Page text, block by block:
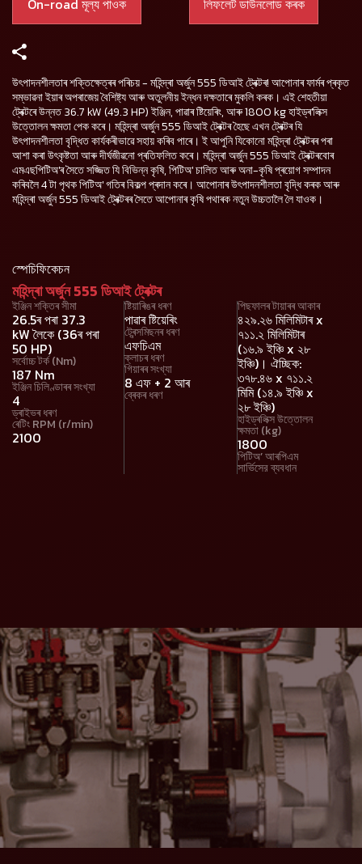
On-road মূল্য পাওক লিফলেট ডাউনলোড কৰক
উৎপাদনশীলতাৰ শক্তিক্ষেত্ৰৰ পৰিচয় - মহিন্দ্ৰা অৰ্জুন 555 ডিআই ট্ৰেক্টৰ! আপোনাৰ ফাৰ্মৰ প্ৰকৃত
সম্ভাৱনা ইয়াৰ অপৰাজেয় বৈশিষ্ট্য আৰু অতুলনীয় ইন্ধন দক্ষতাৰে মুকলি কৰক। এই শেহতীয়া
ট্ৰেক্টৰে উন্নত 36.7 kW (49.3 HP) ইঞ্জিন, পাৱাৰ ষ্টিয়েৰিং, আৰু 1800 kg হাইড্ৰ'লিক্স
উত্তোলন ক্ষমতা পেক কৰে। মহিন্দ্ৰা অৰ্জুন 555 ডিআই ট্ৰেক্টৰ হৈছে এখন ট্ৰেক্টৰ যি
উৎপাদনশীলতা বৃদ্ধিত কাৰ্যকৰীভাৱে সহায় কৰিব পাৰে। ই আপুনি যিকোনো মহিন্দ্ৰা ট্ৰেক্টৰৰ পৰা
আশা কৰা উৎকৃষ্টতা আৰু দীৰ্ঘজীৱনো প্ৰতিফলিত কৰে। মহিন্দ্ৰা অৰ্জুন 555 ডিআই ট্ৰেক্টৰবোৰ
এমএছপিটিঅ'ৰ সৈতে সজ্জিত যি বিভিন্ন কৃষি, পিটিঅ' চালিত আৰু অনা-কৃষি প্ৰয়োগ সম্পাদন
কৰিবলৈ 4 টা পৃথক পিটিঅ' গতিৰ বিকল্প প্ৰদান কৰে। আপোনাৰ উৎপাদনশীলতা বৃদ্ধি কৰক আৰু
মহিন্দ্ৰা অৰ্জুন 555 ডিআই ট্ৰেক্টৰৰ সৈতে আপোনাৰ কৃষি পথাৰক নতুন উচ্চতালৈ লৈ যাওক।
স্পেচিফিকেচন
মহিন্দ্ৰা অৰ্জুন 555 ডিআই ট্ৰেক্টৰ
ইঞ্জিন শক্তিৰ সীমা
26.5ৰ পৰা 37.3
kW লৈকে (36ৰ পৰা
50 HP)
সৰ্বোচ্চ টৰ্ক (Nm)
187 Nm
ইঞ্জিন চিলিণ্ডাৰৰ সংখ্যা
4
ড্ৰাইভৰ ধৰণ
ৰেটিং RPM (r/min)
2100
ষ্টিয়াৰিঙৰ ধৰণ
পাৱাৰ ষ্টিয়েৰিং
ট্ৰেন্সমিছনৰ ধৰণ
এফচিএম
ক্লাচৰ ধৰণ
গিয়াৰৰ সংখ্যা
8 এফ + 2 আৰ
ব্ৰেকৰ ধৰণ
পিছফালৰ টায়াৰৰ আকাৰ
৪২৯.২৬ মিলিমিটাৰ x
৭১১.২ মিলিমিটাৰ
(১৬.৯ ইঞ্চি x ২৮
ইঞ্চি)। ঐচ্ছিক:
৩৭৮.৪৬ x ৭১১.২
মিমি (১৪.৯ ইঞ্চি x
২৮ ইঞ্চি)
হাইড্ৰলিক্স উত্তোলন
ক্ষমতা (kg)
1800
পিটিঅ’ আৰপিএম
সার্ভিসের ব্যবধান